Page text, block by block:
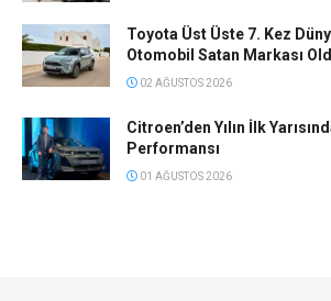
Toyota Üst Üste 7. Kez
Otomobil Satan Markası
02 AĞUSTOS 2026
Citroen’den Yılın İlk
Performansı
01 AĞUSTOS 2026